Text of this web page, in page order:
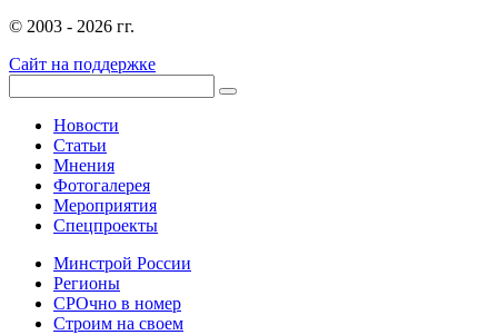
© 2003 - 2026 гг.
Сайт на поддержке
Новости
Статьи
Мнения
Фотогалерея
Мероприятия
Спецпроекты
Минстрой России
Регионы
СРОчно в номер
Строим на своем